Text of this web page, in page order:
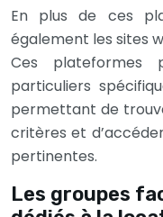
En plus de ces
également les sites
Ces plateformes
particuliers
permettant de
critères et
pertinentes.
Les groupes